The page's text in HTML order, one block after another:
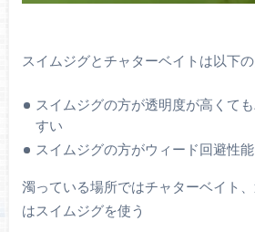
スイムジグとチャターベイトは以下の
スイムジグの方が透明度が高くて
すい
スイムジグの方がウィード回避性
濁っている場所ではチャターベイト
はスイムジグを使う